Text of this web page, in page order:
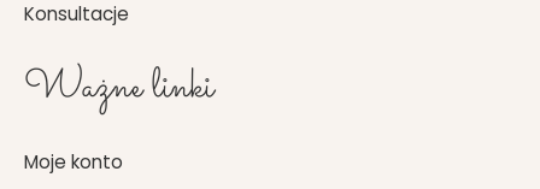
Konsultacje
Ważne linki
Moje konto